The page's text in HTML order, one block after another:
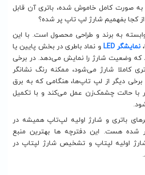
صورت کامل خاموش شده، باتری آن قابل
کجا بفهمیم شارژ لپ تاپ پر شده؟
به برند و طراحی محصول است. با این
نمایشگر LED
و نماد باطری در بخش پایین یا
که وضعیت شارژ را نمایش می‌دهد. در برخی
کاملا شارژ می‌شود، ممکنه رنگ نشانگر
برخی دیگر از لپ تاپ‌ها، هنگامی که به برق
با حالت چشمک‌زن عمل می‌کند و با تکمیل
باتری و شارژ اولیه لپ‌تاپ همیشه در
شده هست. این دفترچه ها بهترین منبع
اولیه لپتاپ و تشخیص شارژ لپتاپ در